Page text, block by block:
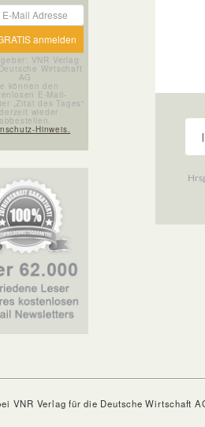
VNR Verlag
Wirtschaft
AG
können den
E-Mail-
„Zitat des Tages“
wieder
abbestellen.
Hinweis.
VNR Verlag für die Deutsche Wirtschaft